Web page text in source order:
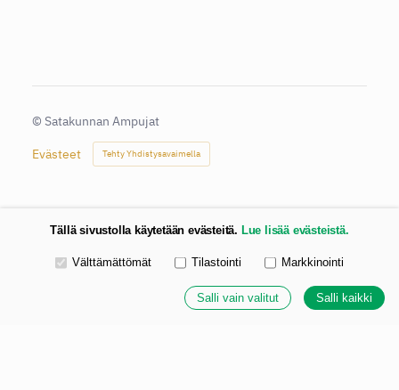
© Satakunnan Ampujat
Evästeet Tehty Yhdistysavaimella
Tällä sivustolla käytetään evästeitä. Lue lisää evästeistä.
Valitse käytettävät evästeet
Välttämättömät Tilastointi Markkinointi
Salli vain valitut Salli kaikki